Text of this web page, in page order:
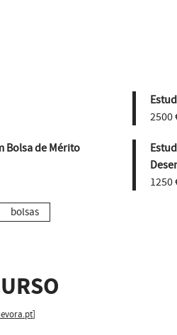
2500
Bolsa de Mérito
1250
bolsas
]